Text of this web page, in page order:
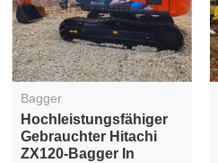
Bagger
Hochleistungsfähiger
Gebrauchter Hitachi
ZX120-Bagger In